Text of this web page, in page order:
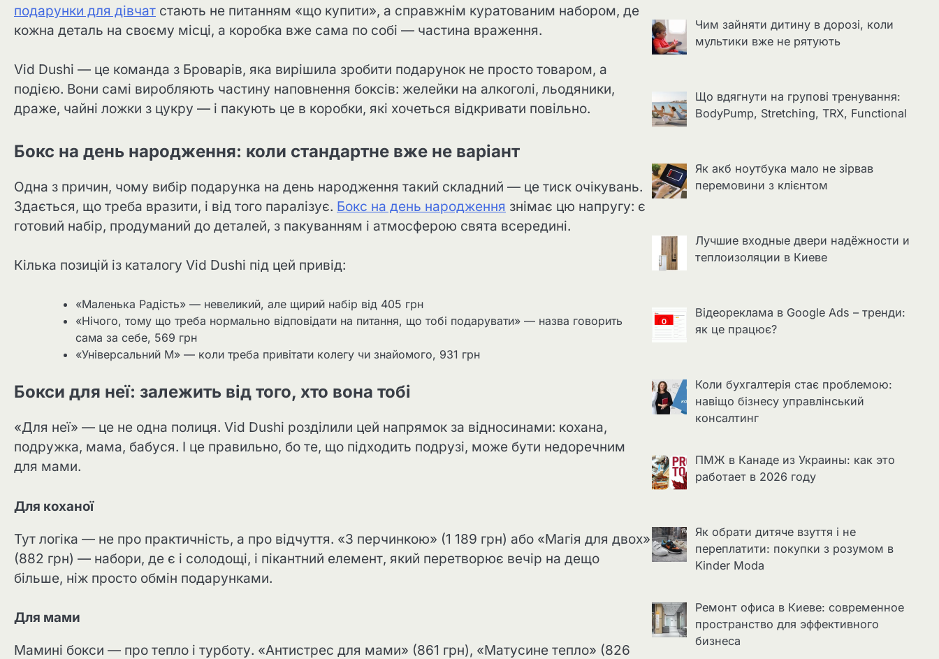
подарунки для дівчат стають не питанням «що купити», а справжнім куратованим набором, де
кожна деталь на своєму місці, а коробка вже сама по собі — частина враження.
Vid Dushi — це команда з Броварів, яка вирішила зробити подарунок не просто товаром, а
подією. Вони самі виробляють частину наповнення боксів: желейки на алкоголі, льодяники,
драже, чайні ложки з цукру — і пакують це в коробки, які хочеться відкривати повільно.
Бокс на день народження: коли стандартне вже не варіант
Одна з причин, чому вибір подарунка на день народження такий складний — це тиск очікувань.
Здається, що треба вразити, і від того паралізує. Бокс на день народження знімає цю напругу: є
готовий набір, продуманий до деталей, з пакуванням і атмосферою свята всередині.
Кілька позицій із каталогу Vid Dushi під цей привід:
«Маленька Радість» — невеликий, але щирий набір від 405 грн
«Нічого, тому що треба нормально відповідати на питання, що тобі подарувати» — назва говорить
сама за себе, 569 грн
«Універсальний М» — коли треба привітати колегу чи знайомого, 931 грн
Бокси для неї: залежить від того, хто вона тобі
«Для неї» — це не одна полиця. Vid Dushi розділили цей напрямок за відносинами: кохана,
подружка, мама, бабуся. І це правильно, бо те, що підходить подрузі, може бути недоречним
для мами.
Для коханої
Тут логіка — не про практичність, а про відчуття. «З перчинкою» (1 189 грн) або «Магія для двох»
(882 грн) — набори, де є і солодощі, і пікантний елемент, який перетворює вечір на дещо
більше, ніж просто обмін подарунками.
Для мами
Мамині бокси — про тепло і турботу. «Антистрес для мами» (861 грн), «Матусине тепло» (826
Чим зайняти дитину в дорозі, коли
мультики вже не рятують
Що вдягнути на групові тренування:
BodyPump, Stretching, TRX, Functional
Як акб ноутбука мало не зірвав
перемовини з клієнтом
Лучшие входные двери надёжности и
теплоизоляции в Киеве
Відеореклама в Google Ads – тренди:
як це працює?
Коли бухгалтерія стає проблемою:
навіщо бізнесу управлінський
консалтинг
ПМЖ в Канаде из Украины: как это
работает в 2026 году
Як обрати дитяче взуття і не
переплатити: покупки з розумом в
Kinder Moda
Ремонт офиса в Киеве: современное
пространство для эффективного
бизнеса